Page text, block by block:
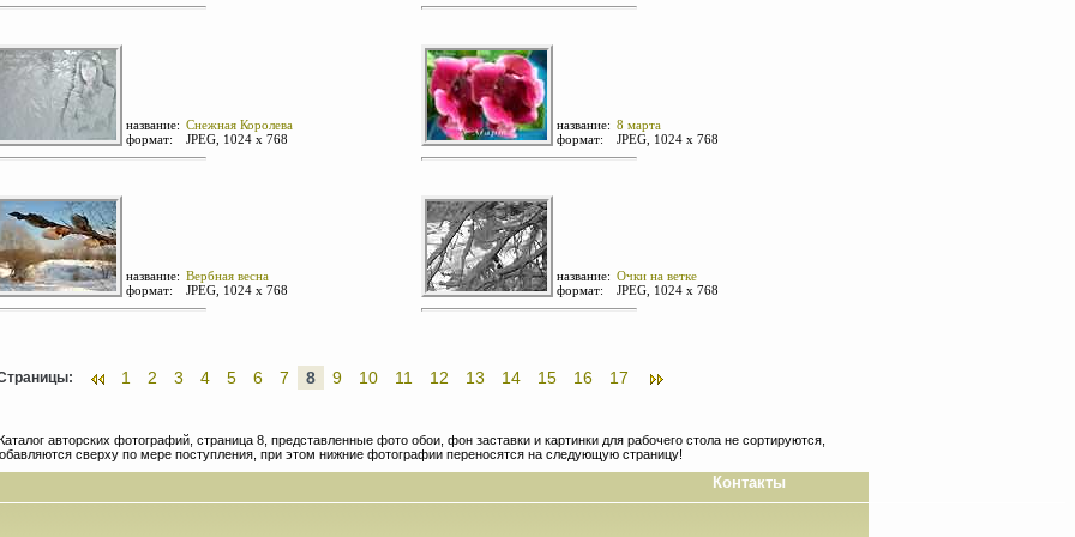
название: Снежная Королева
формат:
JPEG, 1024 х 768
название: 8 марта
формат:
JPEG, 1024 х 768
название: Вербная весна
формат:
JPEG, 1024 х 768
название: Очки на ветке
формат:
JPEG, 1024 х 768
1 2 3 4 5 6 7 8 9 10 11 12 13 14 15 16 17
авторских фотографий, страница 8, представленные фото обои, фон заставки и картинки для рабочего стола не сортируются,
сверху по мере поступления, при этом нижние фотографии переносятся на следующую страницу!
Контакты